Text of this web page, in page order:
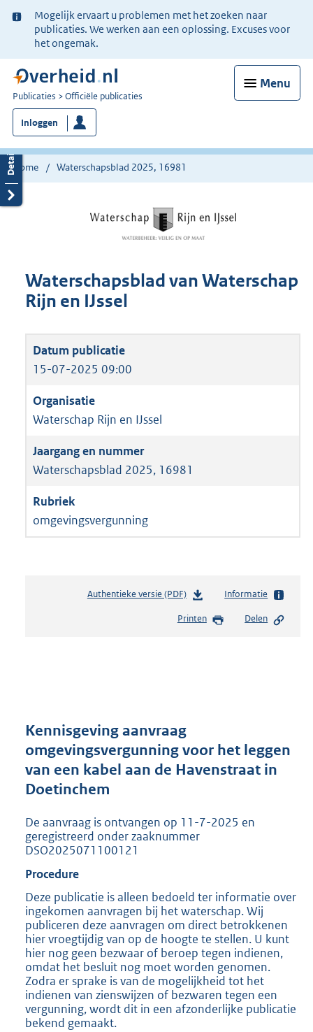
Ter
informatie:
Mogelijk ervaart u problemen met het zoeken naar
publicaties. We werken aan een oplossing. Excuses voor
het ongemak.
Menu
U
bent
nu
hier:
Publicaties Officiële publicaties
Inloggen
Home Waterschapsblad 2025, 16981
Waterschapsblad van Waterschap
Rijn en IJssel
15-07-2025 09:00
Waterschap Rijn en IJssel
Waterschapsblad 2025, 16981
omgevingsvergunning
Authentieke versie (PDF)b
s
r
o
t
2
0
Informatie
Printen Delen
Kennisgeving aanvraag
omgevingsvergunning voor het leggen
van een kabel aan de Havenstraat in
Doetinchem
De aanvraag is ontvangen op 11-7-2025 en
geregistreerd onder zaaknummer
DSO2025071100121
Procedure
Deze publicatie is alleen bedoeld ter informatie over
ingekomen aanvragen bij het waterschap. Wij
publiceren deze aanvragen om direct betrokkenen
hier vroegtijdig van op de hoogte te stellen. U kunt
hier nog geen bezwaar of beroep tegen indienen,
omdat het besluit nog moet worden genomen.
Zodra er sprake is van de mogelijkheid tot het
indienen van zienswijzen of bezwaren tegen een
vergunning, wordt dit in een afzonderlijke publicatie
bekend gemaakt.